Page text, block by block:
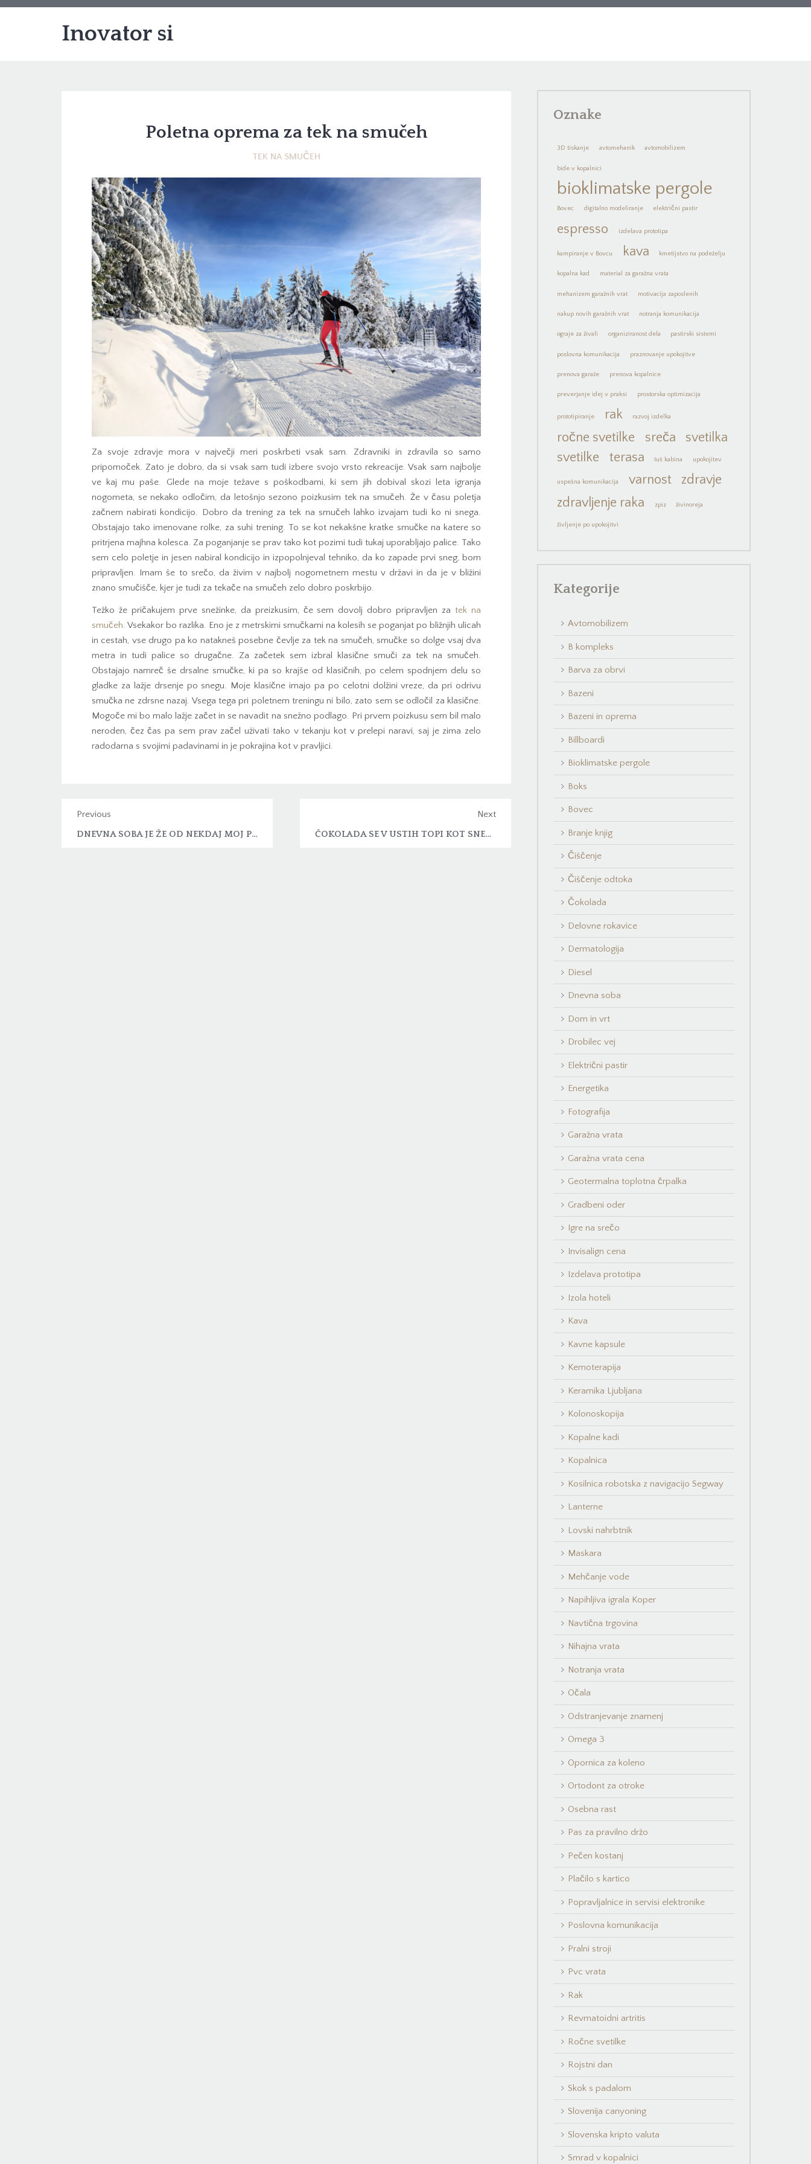
Inovator si
Poletna oprema za tek na smučeh
TEK NA SMUČEH
Za svoje zdravje mora v največji meri poskrbeti vsak sam. Zdravniki in zdravila so samo
pripomoček. Zato je dobro, da si vsak sam tudi izbere svojo vrsto rekreacije. Vsak sam najbolje
ve kaj mu paše. Glede na moje težave s poškodbami, ki sem jih dobival skozi leta igranja
nogometa, se nekako odločim, da letošnjo sezono poizkusim tek na smučeh. Že v času poletja
začnem nabirati kondicijo. Dobro da trening za tek na smučeh lahko izvajam tudi ko ni snega.
Obstajajo tako imenovane rolke, za suhi trening. To se kot nekakšne kratke smučke na katere so
pritrjena majhna kolesca. Za poganjanje se prav tako kot pozimi tudi tukaj uporabljajo palice. Tako
sem celo poletje in jesen nabiral kondicijo in izpopolnjeval tehniko, da ko zapade prvi sneg, bom
pripravljen. Imam še to srečo, da živim v najbolj nogometnem mestu v državi in da je v bližini
znano smučišče, kjer je tudi za tekače na smučeh zelo dobro poskrbijo.
Težko že pričakujem prve snežinke, da preizkusim, če sem dovolj dobro pripravljen zatek na
smučeh. Vsekakor bo razlika. Eno je z metrskimi smučkami na kolesih se poganjat po bližnjih ulicah
in cestah, vse drugo pa ko natakneš posebne čevlje za tek na smučeh, smučke so dolge vsaj dva
metra in tudi palice so drugačne. Za začetek sem izbral klasične smuči za tek na smučeh.
Obstajajo namreč še drsalne smučke, ki pa so krajše od klasičnih, po celem spodnjem delu so
gladke za lažje drsenje po snegu. Moje klasične imajo pa po celotni dolžini vreze, da pri odrivu
smučka ne zdrsne nazaj. Vsega tega pri poletnem treningu ni bilo, zato sem se odločil za klasične.
Mogoče mi bo malo lažje začet in se navadit na snežno podlago. Pri prvem poizkusu sem bil malo
neroden, čez čas pa sem prav začel uživati tako v tekanju kot v prelepi naravi, saj je zima zelo
radodarna s svojimi padavinami in je pokrajina kot v pravljici.
Previous
DNEVNA SOBA JE ŽE OD NEKDAJ MOJ PROSTOR ZA SPROSTITEV
Next
ČOKOLADA SE V USTIH TOPI KOT SNEG SPOMLADI
Oznake
3D tiskanje avtomehanik avtomobilizem
bide v kopalnici
bioklimatske pergole
Bovec digitalno modeliranje električni pastir
espresso izdelava prototipa
kampiranje v Bovcu kava kmetijstvo na podeželju
kopalna kad material za garažna vrata
mehanizem garažnih vrat motivacija zaposlenih
nakup novih garažnih vrat notranja komunikacija
ograje za živali organiziranost dela pastirski sistemi
poslovna komunikacija praznovanje upokojitve
prenova garaže prenova kopalnice
preverjanje idej v praksi prostorska optimizacija
prototipiranje rak razvoj izdelka
ročne svetilke sreča
svetilka
svetilke
terasa tuš kabina upokojitev
uspešna komunikacija varnost
zdravje
zdravljenje raka
zpiz živinoreja
življenje po upokojitvi
Kategorije
Avtomobilizem
B kompleks
Barva za obrvi
Bazeni
Bazeni in oprema
Billboardi
Bioklimatske pergole
Boks
Bovec
Branje knjig
Čiščenje
Čiščenje odtoka
Čokolada
Delovne rokavice
Dermatologija
Diesel
Dnevna soba
Dom in vrt
Drobilec vej
Električni pastir
Energetika
Fotografija
Garažna vrata
Garažna vrata cena
Geotermalna toplotna črpalka
Gradbeni oder
Igre na srečo
Invisalign cena
Izdelava prototipa
Izola hoteli
Kava
Kavne kapsule
Kemoterapija
Keramika Ljubljana
Kolonoskopija
Kopalne kadi
Kopalnica
Kosilnica robotska z navigacijo Segway
Lanterne
Lovski nahrbtnik
Maskara
Mehčanje vode
Napihljiva igrala Koper
Navtična trgovina
Nihajna vrata
Notranja vrata
Očala
Odstranjevanje znamenj
Omega 3
Opornica za koleno
Ortodont za otroke
Osebna rast
Pas za pravilno držo
Pečen kostanj
Plačilo s kartico
Popravljalnice in servisi elektronike
Poslovna komunikacija
Pralni stroji
Pvc vrata
Rak
Revmatoidni artritis
Ročne svetilke
Rojstni dan
Skok s padalom
Slovenija canyoning
Slovenska kripto valuta
Smrad v kopalnici